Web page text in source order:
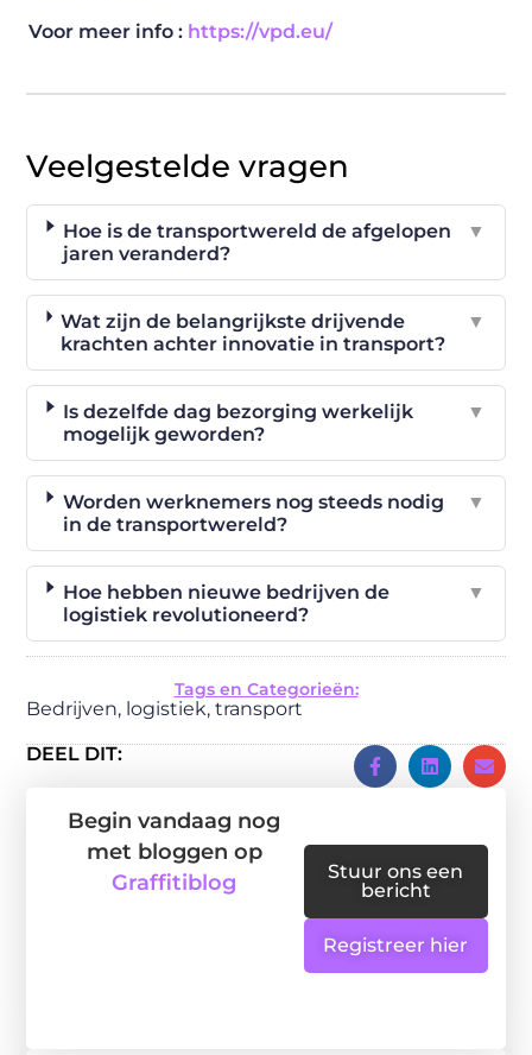
Voor meer info : https://vpd.eu/
Veelgestelde vragen
Hoe is de transportwereld de afgelopen
jaren veranderd?
▼
Wat zijn de belangrijkste drijvende
krachten achter innovatie in transport?
▼
Is dezelfde dag bezorging werkelijk
mogelijk geworden?
▼
Worden werknemers nog steeds nodig
in de transportwereld?
▼
Hoe hebben nieuwe bedrijven de
logistiek revolutioneerd?
▼
Tags en Categorieën:
Bedrijven, logistiek,transport
DEEL DIT:
Begin vandaag nog
met bloggen op
Graffitiblog
Stuur ons een
bericht
Registreer hier